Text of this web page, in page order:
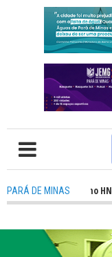
PARÁ DE MINAS
de órgãos no HNSC